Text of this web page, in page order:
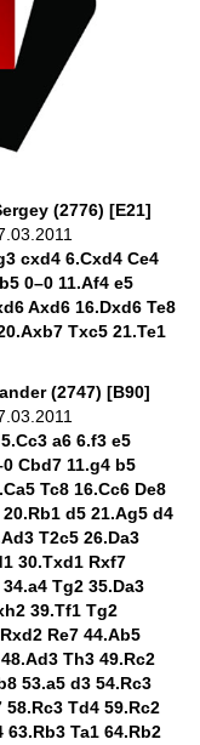
(2776) [E21]
cxd4 6.Cxd4 Ce4
0–0 11.Af4 e5
Axd6 16.Dxd6 Te8
Txc5 21.Te1
(2747) [B90]
a6 6.f3 e5
Cbd7 11.g4 b5
Tc8 16.Cc6 De8
d5 21.Ag5 d4
T2c5 26.Da3
30.Txd1 Rxf7
Tg2 35.Da3
39.Tf1 Tg2
Re7 44.Ab5
Th3 49.Rc2
53.a5 d3 54.Rc3
Td4 59.Rc2
63.Rb3 Ta1 64.Rb2